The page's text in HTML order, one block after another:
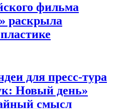
фильма
раскрыла
для пресс-тура
Новый день»
смысл